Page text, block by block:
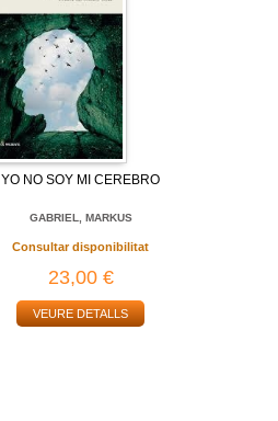
YO NO SOY MI CEREBRO
GABRIEL, MARKUS
Consultar disponibilitat
23,00 €
VEURE DETALLS